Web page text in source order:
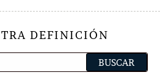
DEFINICIÓN